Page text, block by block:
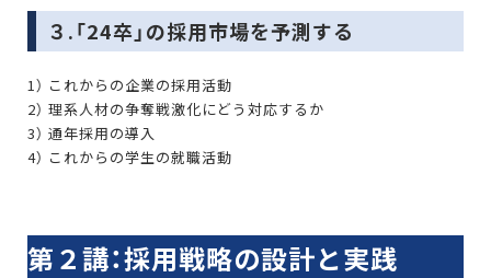
３.「24卒」の採用市場を予測する
1） これからの企業の採用活動
2） 理系人材の争奪戦激化にどう対応するか
3） 通年採用の導入
4） これからの学生の就職活動
第２講：採用戦略の設計と実践